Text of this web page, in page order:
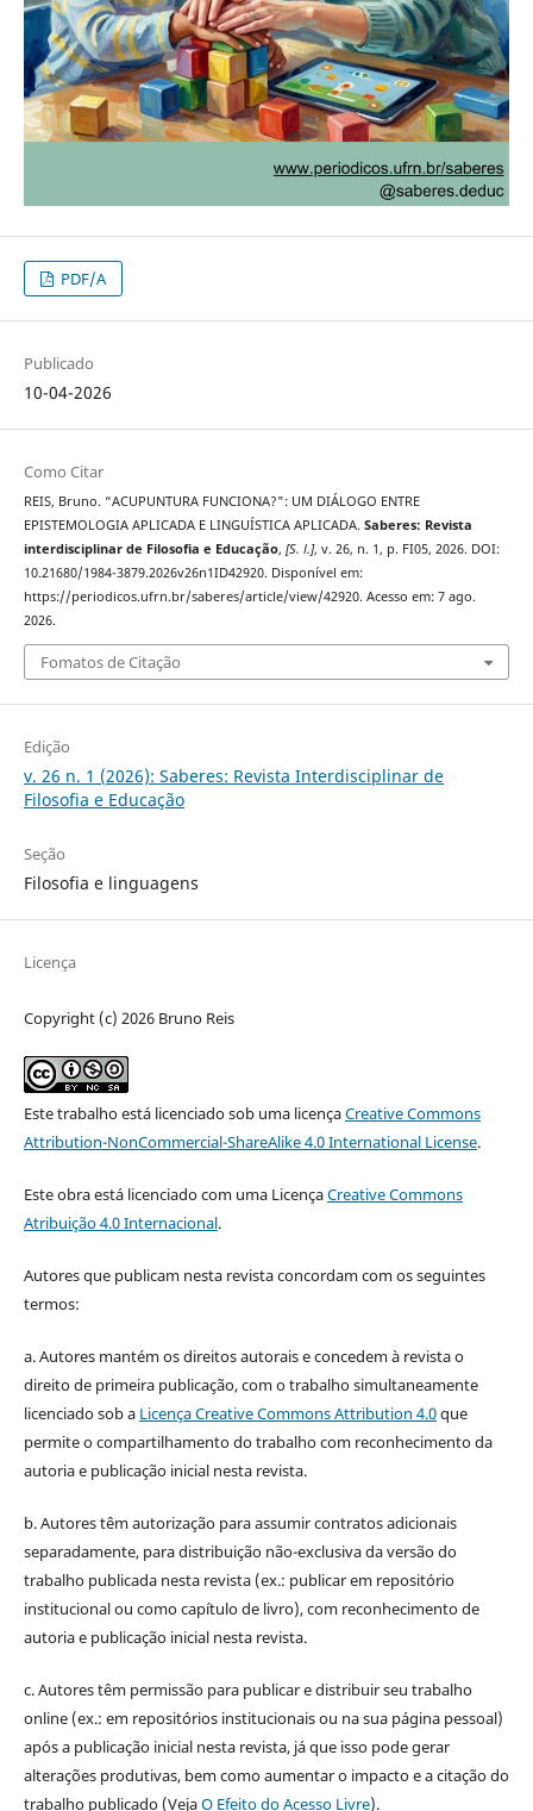
PDF/A
Publicado
10-04-2026
Como Citar
REIS, Bruno. “ACUPUNTURA FUNCIONA?": UM DIÁLOGO ENTRE
EPISTEMOLOGIA APLICADA E LINGUÍSTICA APLICADA. Saberes: Revista
interdisciplinar de Filosofia e Educação, [S. l.], v. 26, n. 1, p. FI05, 2026. DOI:
10.21680/1984-3879.2026v26n1ID42920. Disponível em:
https://periodicos.ufrn.br/saberes/article/view/42920. Acesso em: 7 ago.
2026.
Fomatos de Citação
Edição
v. 26 n. 1 (2026): Saberes: Revista Interdisciplinar de
Filosofia e Educação
Seção
Filosofia e linguagens
Licença
Copyright (c) 2026 Bruno Reis
Este trabalho está licenciado sob uma licençaCreative Commons
Attribution-NonCommercial-ShareAlike 4.0 International License.
Este obra está licenciado com uma LicençaCreative Commons
Atribuição 4.0 Internacional.
Autores que publicam nesta revista concordam com os seguintes
termos:
a. Autores mantém os direitos autorais e concedem à revista o
direito de primeira publicação, com o trabalho simultaneamente
licenciado sob a Licença Creative Commons Attribution 4.0que
permite o compartilhamento do trabalho com reconhecimento da
autoria e publicação inicial nesta revista.
b. Autores têm autorização para assumir contratos adicionais
separadamente, para distribuição não-exclusiva da versão do
trabalho publicada nesta revista (ex.: publicar em repositório
institucional ou como capítulo de livro), com reconhecimento de
autoria e publicação inicial nesta revista.
c. Autores têm permissão para publicar e distribuir seu trabalho
online (ex.: em repositórios institucionais ou na sua página pessoal)
após a publicação inicial nesta revista, já que isso pode gerar
alterações produtivas, bem como aumentar o impacto e a citação do
trabalho publicado (VejaO Efeito do Acesso Livre).